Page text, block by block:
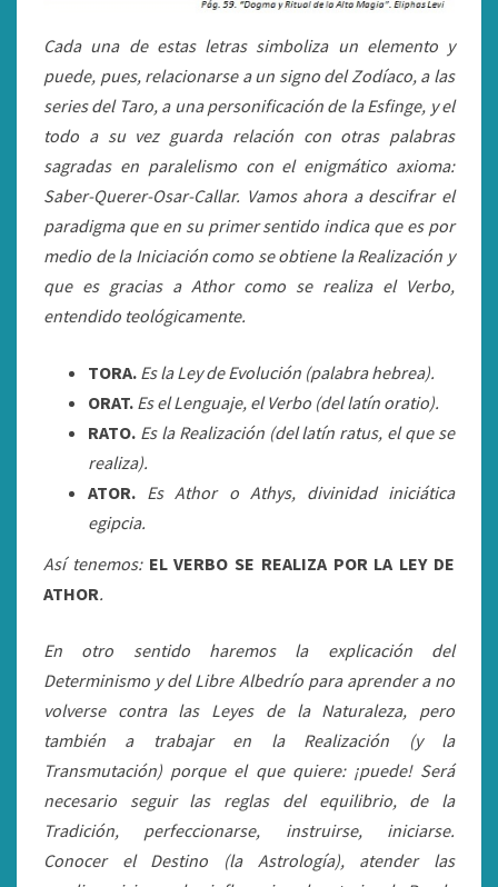
Cada una de estas letras simboliza un elemento y
puede, pues, relacionarse a un signo del Zodíaco, a las
series del Taro, a una personificación de la Esfinge, y el
todo a su vez guarda relación con otras palabras
sagradas en paralelismo con el enigmático axioma:
Saber-Querer-Osar-Callar. Vamos ahora a descifrar el
paradigma que en su primer sentido indica que es por
medio de la Iniciación como se obtiene la Realización y
que es gracias a Athor como se realiza el Verbo,
entendido teológicamente.
TORA. Es la Ley de Evolución (palabra hebrea).
ORAT. Es el Lenguaje, el Verbo (del latín oratio).
RATO. Es la Realización (del latín ratus, el que se
realiza).
ATOR. Es Athor o Athys, divinidad iniciática
egipcia.
Así tenemos: EL VERBO SE REALIZA POR LA LEY DE
ATHOR.
En otro sentido haremos la explicación del
Determinismo y del Libre Albedrío para aprender a no
volverse contra las Leyes de la Naturaleza, pero
también a trabajar en la Realización (y la
Transmutación) porque el que quiere: ¡puede! Será
necesario seguir las reglas del equilibrio, de la
Tradición, perfeccionarse, instruirse, iniciarse.
Conocer el Destino (la Astrología), atender las